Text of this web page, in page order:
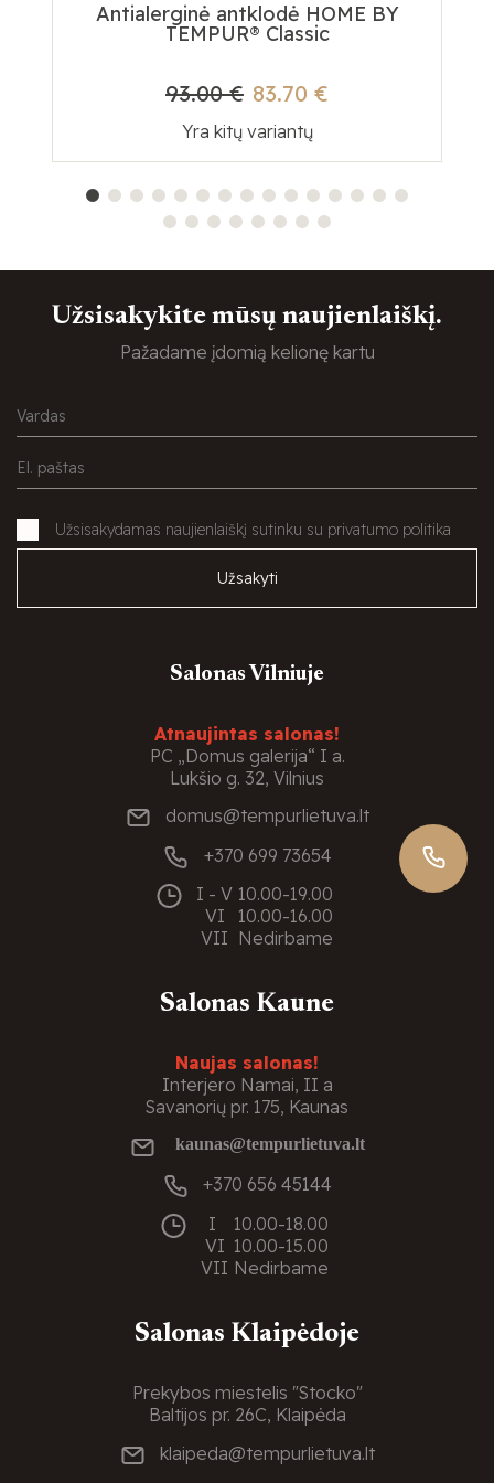
Antialerginė antklodė HOME BY
TEMPUR® Classic
83.70 €
93.00 €
Yra kitų variantų
Užsisakykite mūsų naujienlaiškį.
Pažadame įdomią kelionę kartu
Užsisakydamas naujienlaiškį sutinku su privatumo politika
Užsakyti
Salonas Vilniuje
Atnaujintas salonas!
PC „Domus galerija“ I a.
Lukšio g. 32, Vilnius
domus@tempurlietuva.lt
+370 699 73654
I - V 10.00-19.00
VI
10.00-16.00
VII Nedirbame
Salonas Kaune
Naujas salonas!
Interjero Namai, II a
Savanorių pr. 175, Kaunas
kaunas@tempurlietuva.lt
+370 656 45144
I
10.00-18.00
VI 10.00-15.00
VII Nedirbame
Salonas Klaipėdoje
Prekybos miestelis "Stocko"
Baltijos pr. 26C, Klaipėda
klaipeda@tempurlietuva.lt